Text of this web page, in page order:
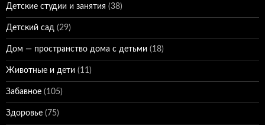
Детские студии и занятия (38)
Детский сад (29)
Дом — пространство дома с детьми (18)
Животные и дети (11)
Забавное (105)
Здоровье (75)